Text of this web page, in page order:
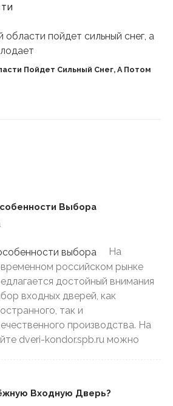
Пойдет Сильный Снег, А Потом
Выбора
На
российском рынке
достойный внимания
входных дверей, как
так и
производства. На
dveri-kondor.spb.ru можно
Входную Дверь?